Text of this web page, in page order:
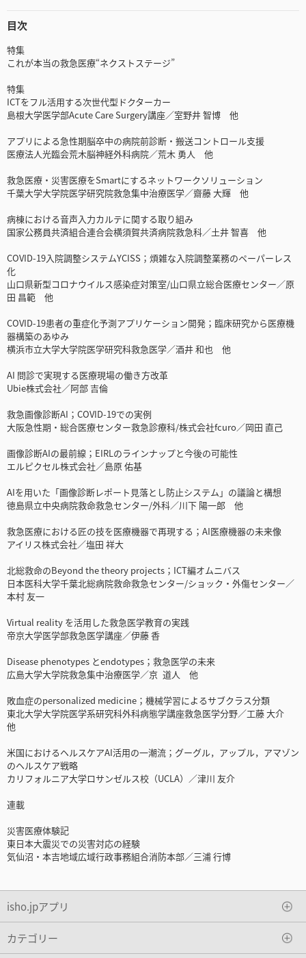
目次
特集
これが本当の救急医療“ネクストステージ”
特集
ICTをフル活用する次世代型ドクターカー
島根大学医学部Acute Care Surgery講座／室野井 智博 他
アプリによる急性期脳卒中の病院前診断・搬送コントロール支援
医療法人光臨会荒木脳神経外科病院／荒木 勇人 他
救急医療・災害医療をSmartにするネットワークソリューション
千葉大学大学院医学研究院救急集中治療医学／齋藤 大輝 他
病棟における音声入力カルテに関する取り組み
国家公務員共済組合連合会横須賀共済病院救急科／土井 智喜 他
COVID-19入院調整システムYCISS；煩雑な入院調整業務のペーパーレス
化
山口県新型コロナウイルス感染症対策室/山口県立総合医療センター／原
田 昌範 他
COVID-19患者の重症化予測アプリケーション開発；臨床研究から医療機
器構築のあゆみ
横浜市立大学大学院医学研究科救急医学／酒井 和也 他
AI 問診で実現する医療現場の働き方改革
Ubie株式会社／阿部 吉倫
救急画像診断AI；COVID-19での実例
大阪急性期・総合医療センター救急診療科/株式会社fcuro／岡田 直己
画像診断AIの最前線；EIRLのラインナップと今後の可能性
エルピクセル株式会社／島原 佑基
AIを用いた「画像診断レポート見落とし防止システム」の議論と構想
徳島県立中央病院救命救急センター/外科／川下 陽一郎 他
救急医療における匠の技を医療機器で再現する；AI医療機器の未来像
アイリス株式会社／塩田 祥大
北総救命のBeyond the theory projects；ICT編オムニバス
日本医科大学千葉北総病院救命救急センター/ショック・外傷センター／
本村 友一
Virtual reality を活用した救急医学教育の実践
帝京大学医学部救急医学講座／伊藤 香
Disease phenotypes とendotypes；救急医学の未来
広島大学大学院救急集中治療医学／京 道人 他
敗血症のpersonalized medicine；機械学習によるサブクラス分類
東北大学大学院医学系研究科外科病態学講座救急医学分野／工藤 大介
他
米国におけるヘルスケアAI活用の一潮流；グーグル，アップル，アマゾン
のヘルスケア戦略
カリフォルニア大学ロサンゼルス校（UCLA）／津川 友介
連載
災害医療体験記
東日本大震災での災害対応の経験
気仙沼・本吉地域広域行政事務組合消防本部／三浦 行博
isho.jpアプリ
カテゴリー